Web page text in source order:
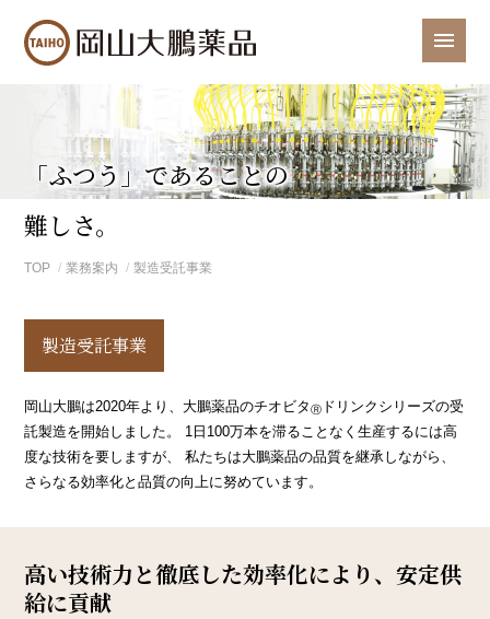
「ふつう」であることの
難しさ。
TOP 業務案内 製造受託事業
製造受託事業
岡山大鵬は2020年より、大鵬薬品のチオビタⓇ ドリンクシリーズの受
託製造を開始しました。
1日100万本を滞ることなく生産するには高
度な技術を要しますが、
私たちは大鵬薬品の品質を継承しながら、
さらなる効率化と品質の向上に努めています。
高い技術力と徹底した効率化により、安定供
給に貢献